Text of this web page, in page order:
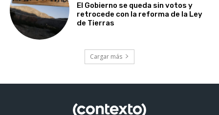
El Gobierno se queda sin votos y
retrocede con la reforma de la Ley
de Tierras
Cargar más